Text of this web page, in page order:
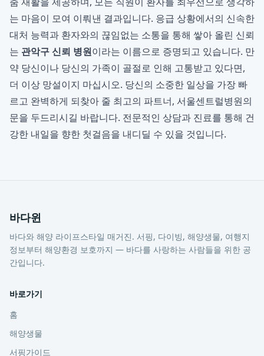
는 마음이 모여 이뤄낸 결과입니다. 응급 상황에서의 신속한
대처 능력과 환자와의 끊임없는 소통을 통해 쌓아 올린 신뢰
는 관악구 신뢰 병원이라는 이름으로 증명되고 있습니다. 만
약 당신이나 당신의 가족이 골절로 인해 고통받고 있다면,
더 이상 망설이지 마십시오. 당신의 소중한 일상을 가장 빠
르고 완벽하게 되찾아 줄 최고의 파트너, 서울센트럴병원의
문을 두드리시길 바랍니다. 전문적인 상담과 진료를 통해 건
강한 내일을 향한 첫걸음을 내디딜 수 있을 것입니다.
바다윈
바다와 해양 라이프스타일 매거진. 서핑, 다이빙, 해양생물, 여행지
정보부터 해양환경 보호까지 — 바다를 사랑하는 사람들을 위한 공
간입니다.
바로가기
홈
해양생물
서핑가이드